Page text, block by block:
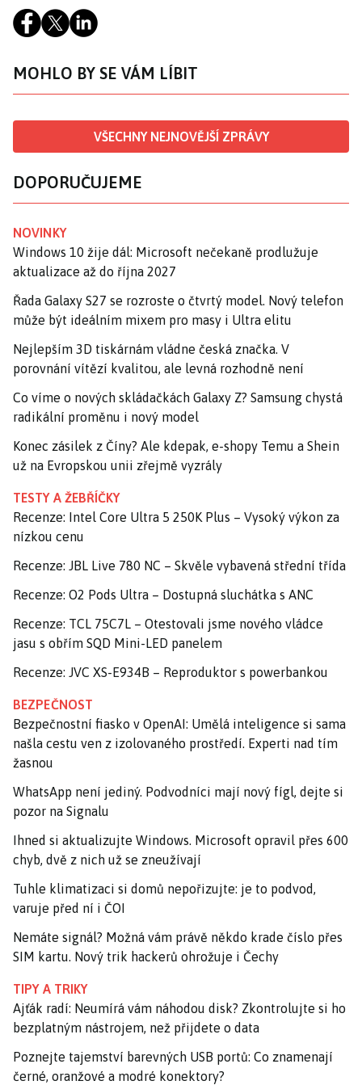
MOHLO BY SE VÁM LÍBIT
VŠECHNY NEJNOVĚJŠÍ ZPRÁVY
DOPORUČUJEME
NOVINKY
Windows 10 žije dál: Microsoft nečekaně prodlužuje
aktualizace až do října 2027
Řada Galaxy S27 se rozroste o čtvrtý model. Nový telefon
může být ideálním mixem pro masy i Ultra elitu
Nejlepším 3D tiskárnám vládne česká značka. V
porovnání vítězí kvalitou, ale levná rozhodně není
Co víme o nových skládačkách Galaxy Z? Samsung chystá
radikální proměnu i nový model
Konec zásilek z Číny? Ale kdepak, e-shopy Temu a Shein
už na Evropskou unii zřejmě vyzrály
TESTY A ŽEBŘÍČKY
Recenze: Intel Core Ultra 5 250K Plus – Vysoký výkon za
nízkou cenu
Recenze: JBL Live 780 NC – Skvěle vybavená střední třída
Recenze: O2 Pods Ultra – Dostupná sluchátka s ANC
Recenze: TCL 75C7L – Otestovali jsme nového vládce
jasu s obřím SQD Mini-LED panelem
Recenze: JVC XS-E934B – Reproduktor s powerbankou
BEZPEČNOST
Bezpečnostní fiasko v OpenAI: Umělá inteligence si sama
našla cestu ven z izolovaného prostředí. Experti nad tím
žasnou
WhatsApp není jediný. Podvodníci mají nový fígl, dejte si
pozor na Signalu
Ihned si aktualizujte Windows. Microsoft opravil přes 600
chyb, dvě z nich už se zneužívají
Tuhle klimatizaci si domů nepořizujte: je to podvod,
varuje před ní i ČOI
Nemáte signál? Možná vám právě někdo krade číslo přes
SIM kartu. Nový trik hackerů ohrožuje i Čechy
TIPY A TRIKY
Ajťák radí: Neumírá vám náhodou disk? Zkontrolujte si ho
bezplatným nástrojem, než přijdete o data
Poznejte tajemství barevných USB portů: Co znamenají
černé, oranžové a modré konektory?